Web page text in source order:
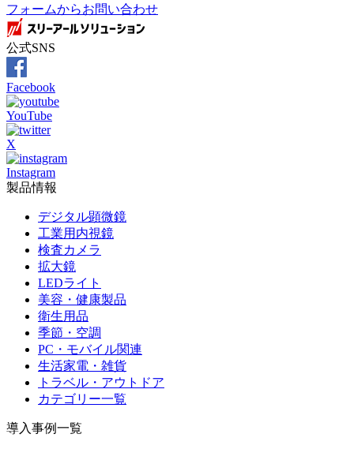
フォームからお問い合わせ
公式SNS
Facebook
YouTube
X
Instagram
製品情報
デジタル顕微鏡
工業用内視鏡
検査カメラ
拡大鏡
LEDライト
美容・健康製品
衛生用品
季節・空調
PC・モバイル関連
生活家電・雑貨
トラベル・アウトドア
カテゴリー一覧
導入事例一覧